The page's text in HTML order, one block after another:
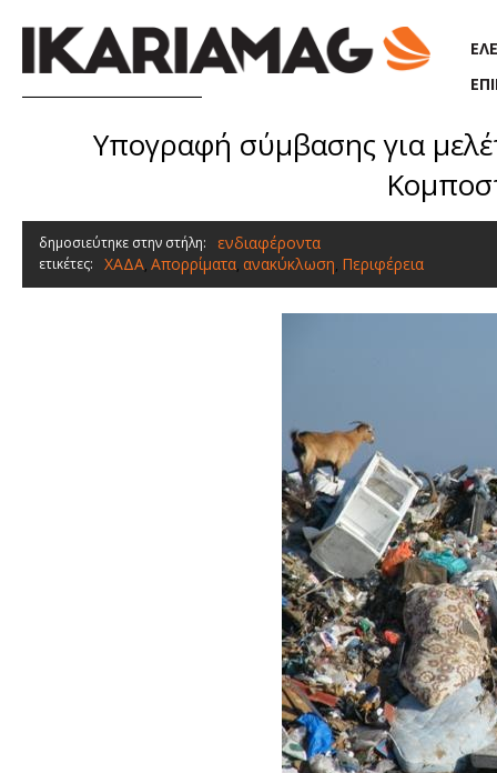
Υπογραφή σύμβασης για
δημοσιεύτηκε στην στήλη: ενδιαφέροντα
ετικέτες: ΧΑΔΑ, Απορρίματα, ανακύκλωση, Περιφέρεια